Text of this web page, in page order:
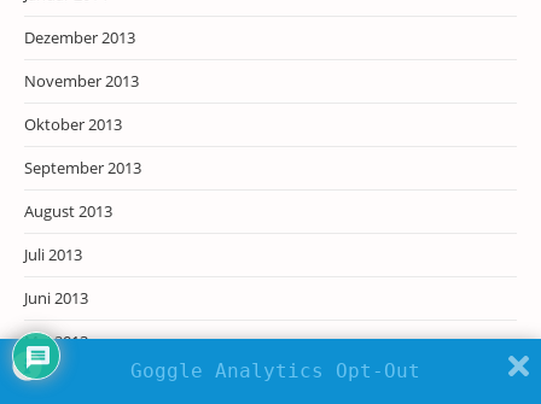
Dezember 2013
November 2013
Oktober 2013
September 2013
August 2013
Juli 2013
Juni 2013
Mai 2013
April 2013
Goggle Analytics Opt-Out